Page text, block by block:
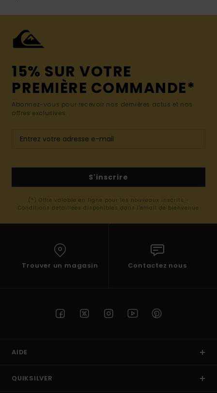
15% SUR VOTRE
PREMIÈRE COMMANDE*
Abonnez-vous pour recevoir nos dernières actus et nos
offres exclusives.
S'inscrire
(*) Offre valable en ligne pour les nouveaux inscrits -
Conditions détaillées disponibles dans l'email de bienvenue
Trouver un magasin Contactez nous
AIDE
QUIKSILVER